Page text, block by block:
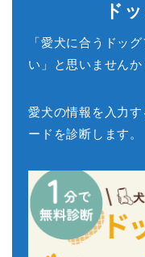
ド
「愛犬に合うドッ
い」と思いませんか
愛犬の情報を入力
ードを診断します。